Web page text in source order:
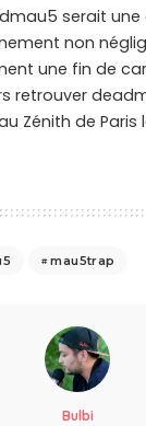
serait une
non
une fin de
retrouver
Zénith de Paris
mau5trap
Bulbi